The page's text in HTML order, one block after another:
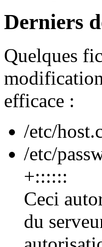
Derniers
Quelques
efficace :
/etc/
/etc/
+::::::
Ceci
du